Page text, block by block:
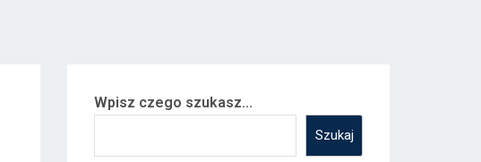
Wpisz czego szukasz...
Szukaj